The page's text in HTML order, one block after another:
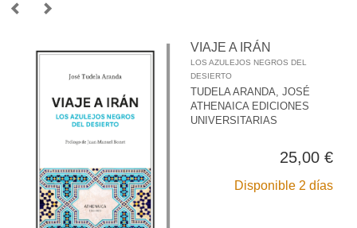
VIAJE A IRÁN
LOS AZULEJOS NEGROS DEL
DESIERTO
TUDELA ARANDA, JOSÉ
ATHENAICA EDICIONES
UNIVERSITARIAS
25,00 €
Disponible 2 días